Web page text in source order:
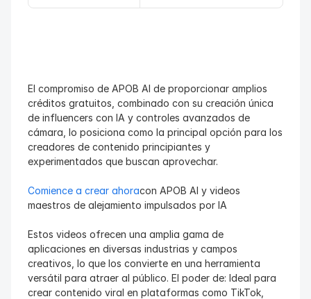
El compromiso de APOB AI de proporcionar amplios
créditos gratuitos, combinado con su creación única
de influencers con IA y controles avanzados de
cámara, lo posiciona como la principal opción para los
creadores de contenido principiantes y
experimentados que buscan aprovechar.
Comience a crear ahoracon APOB AI y videos
maestros de alejamiento impulsados por IA
Estos videos ofrecen una amplia gama de
aplicaciones en diversas industrias y campos
creativos, lo que los convierte en una herramienta
versátil para atraer al público. El poder de: Ideal para
crear contenido viral en plataformas como TikTok,